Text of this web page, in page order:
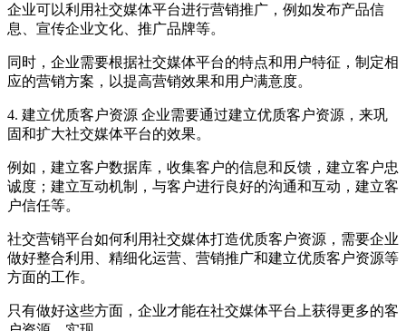
企业可以利用社交媒体平台进行营销推广，例如发布产品信
息、宣传企业文化、推广品牌等。
同时，企业需要根据社交媒体平台的特点和用户特征，制定相
应的营销方案，以提高营销效果和用户满意度。
4. 建立优质客户资源 企业需要通过建立优质客户资源，来巩
固和扩大社交媒体平台的效果。
例如，建立客户数据库，收集客户的信息和反馈，建立客户忠
诚度；建立互动机制，与客户进行良好的沟通和互动，建立客
户信任等。
社交营销平台如何利用社交媒体打造优质客户资源，需要企业
做好整合利用、精细化运营、营销推广和建立优质客户资源等
方面的工作。
只有做好这些方面，企业才能在社交媒体平台上获得更多的客